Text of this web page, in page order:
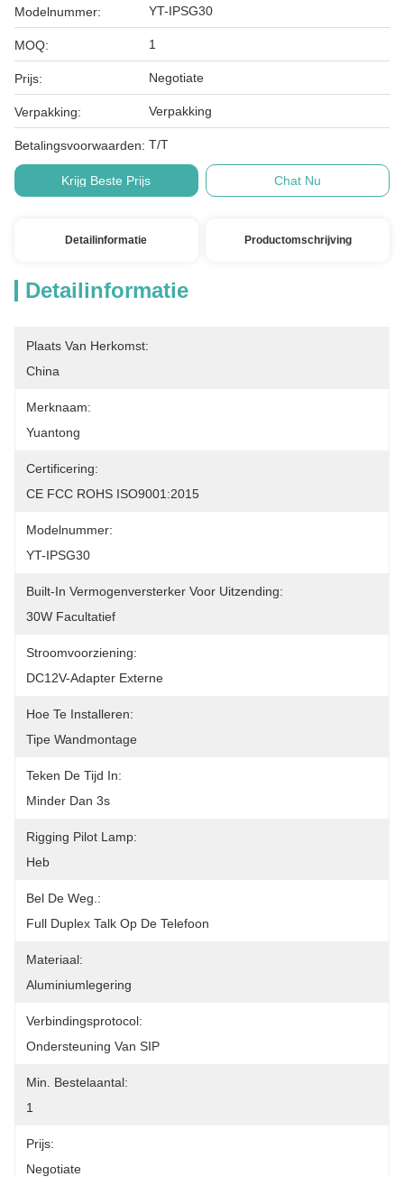
Modelnummer: YT-IPSG30
MOQ: 1
Prijs: Negotiate
Verpakking: Verpakking
Betalingsvoorwaarden: T/T
Krijg Beste Prijs Chat Nu
Detailinformatie Productomschrijving
Detailinformatie
Plaats Van Herkomst:
China
Merknaam:
Yuantong
Certificering:
CE FCC ROHS ISO9001:2015
Modelnummer:
YT-IPSG30
Built-In Vermogenversterker Voor Uitzending:
30W Facultatief
Stroomvoorziening:
DC12V-Adapter Externe
Hoe Te Installeren:
Tipe Wandmontage
Teken De Tijd In:
Minder Dan 3s
Rigging Pilot Lamp:
Heb
Bel De Weg.:
Full Duplex Talk Op De Telefoon
Materiaal:
Aluminiumlegering
Verbindingsprotocol:
Ondersteuning Van SIP
Min. Bestelaantal:
1
Prijs:
Negotiate